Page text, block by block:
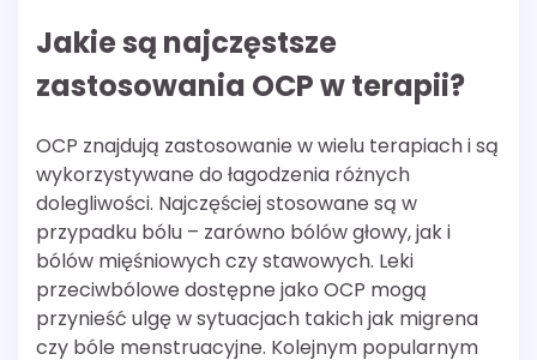
Jakie są najczęstsze
zastosowania OCP w terapii?
OCP znajdują zastosowanie w wielu terapiach i są
wykorzystywane do łagodzenia różnych
dolegliwości. Najczęściej stosowane są w
przypadku bólu – zarówno bólów głowy, jak i
bólów mięśniowych czy stawowych. Leki
przeciwbólowe dostępne jako OCP mogą
przynieść ulgę w sytuacjach takich jak migrena
czy bóle menstruacyjne. Kolejnym popularnym